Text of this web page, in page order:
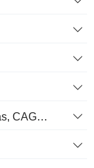
Ganancias de Operaciones Continuas, CAGR de 3 Años %